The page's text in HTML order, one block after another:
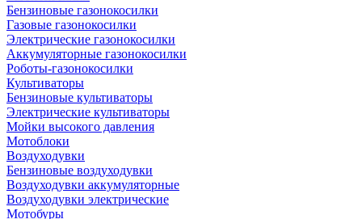
Бензиновые газонокосилки
Газовые газонокосилки
Электрические газонокосилки
Аккумуляторные газонокосилки
Роботы-газонокосилки
Культиваторы
Бензиновые культиваторы
Электрические культиваторы
Мойки высокого давления
Мотоблоки
Воздуходувки
Бензиновые воздуходувки
Воздуходувки аккумуляторные
Воздуходувки электрические
Мотобуры